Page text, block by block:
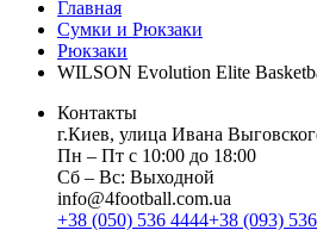
Главная
Сумки и Рюкзаки
Рюкзаки
WILSON Evolution Elite
Контакты
г.Киев, улица Ивана
Пн ‒ Пт с 10:00 до 18:00
Сб ‒ Вс: Выходной
info@4football.com.ua
+38 (050) 536 4444+38 (093)